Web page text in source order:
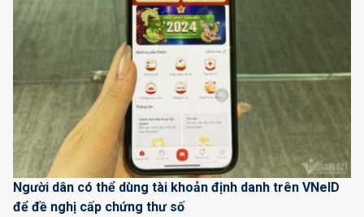
Người dân có thể dùng tài khoản định danh trên VNeID
để đề nghị cấp chứng thư số